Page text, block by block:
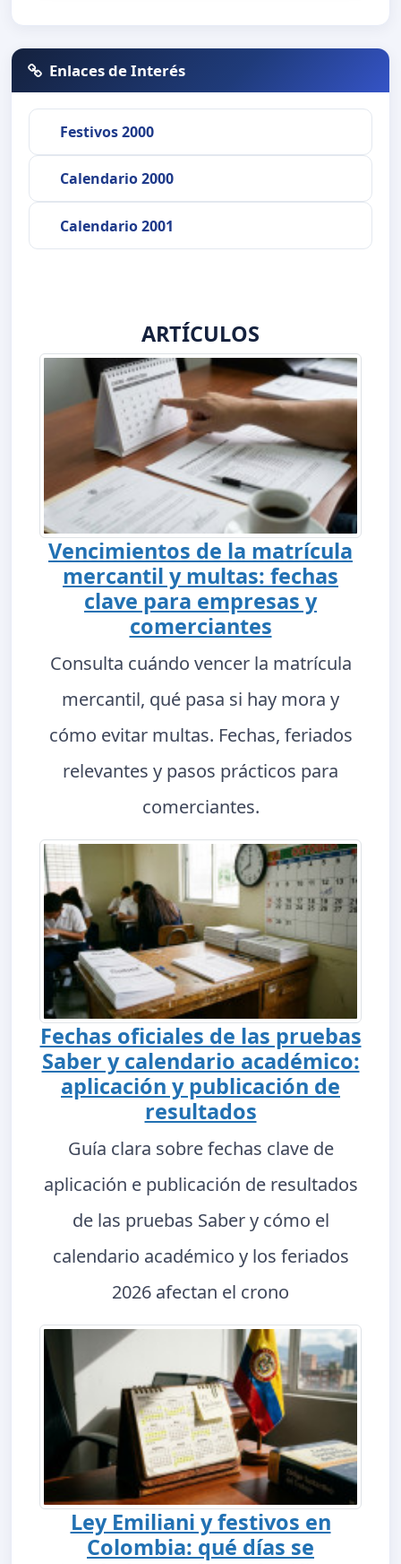
Enlaces de Interés
Festivos 2000
Calendario 2000
Calendario 2001
ARTÍCULOS
Vencimientos de la matrícula
mercantil y multas: fechas
clave para empresas y
comerciantes
Consulta cuándo vencer la matrícula
mercantil, qué pasa si hay mora y
cómo evitar multas. Fechas, feriados
relevantes y pasos prácticos para
comerciantes.
Fechas oficiales de las pruebas
Saber y calendario académico:
aplicación y publicación de
resultados
Guía clara sobre fechas clave de
aplicación e publicación de resultados
de las pruebas Saber y cómo el
calendario académico y los feriados
2026 afectan el crono
Ley Emiliani y festivos en
Colombia: qué días se